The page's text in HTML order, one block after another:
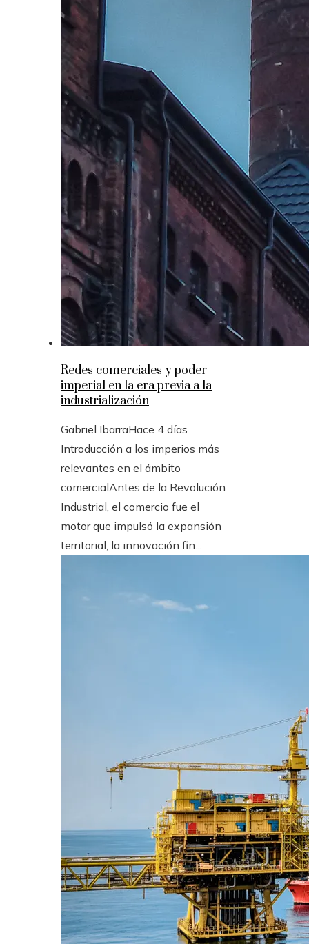
Redes comerciales y poder
imperial en la era previa a la
industrialización
Gabriel IbarraHace 4 días
Introducción a los imperios más
relevantes en el ámbito
comercialAntes de la Revolución
Industrial, el comercio fue el
motor que impulsó la expansión
territorial, la innovación fin...